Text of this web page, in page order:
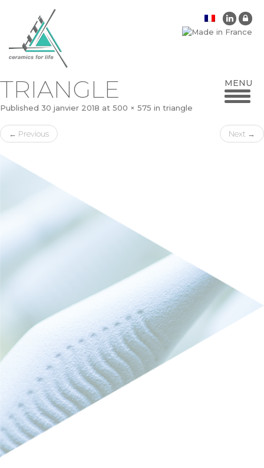
TRIANGLE
Published 30 janvier 2018 at 500 × 575 in triangle
← Previous Next →